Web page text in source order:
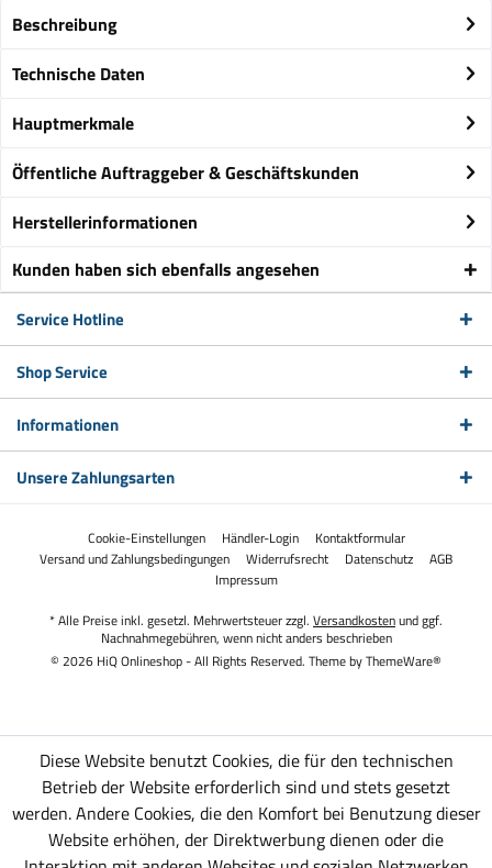
Beschreibung
Technische Daten
Hauptmerkmale
Öffentliche Auftraggeber & Geschäftskunden
Herstellerinformationen
Kunden haben sich ebenfalls angesehen
Service Hotline
Shop Service
Informationen
Unsere Zahlungsarten
Cookie-Einstellungen Händler-Login
Kontaktformular
Versand und Zahlungsbedingungen
Widerrufsrecht Datenschutz
AGB
Impressum
* Alle Preise inkl. gesetzl. Mehrwertsteuer zzgl. Versandkostenund ggf.
Nachnahmegebühren, wenn nicht anders beschrieben
© 2026 HiQ Onlineshop - All Rights Reserved. Theme byThemeWare®
Diese Website benutzt Cookies, die für den technischen
Betrieb der Website erforderlich sind und stets gesetzt
werden. Andere Cookies, die den Komfort bei Benutzung dieser
Website erhöhen, der Direktwerbung dienen oder die